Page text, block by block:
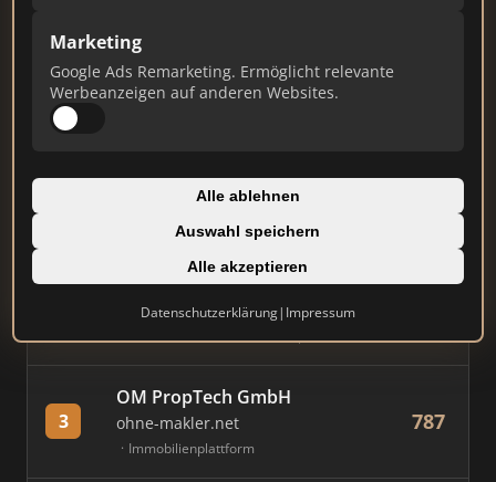
Marketing
Google Ads Remarketing. Ermöglicht relevante
Werbeanzeigen auf anderen Websites.
Alle ablehnen
Auswahl speichern
Alle akzeptieren
Datenschutzerklärung| Impressum
Stand: Juli 2026
#
Immobilien Scout GmbH
immobilienscout24.de
AVIV Germany GmbH
3
OM PropTech GmbH
ohne-makler.net
Immobilienplattform
787